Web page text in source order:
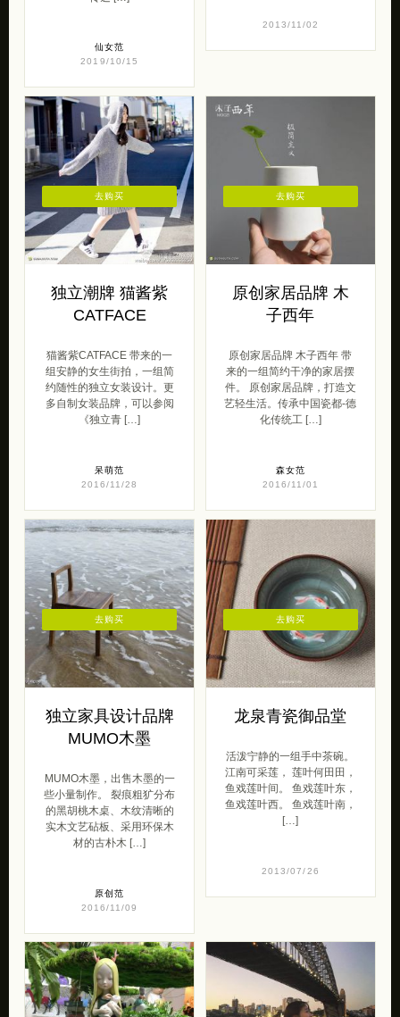
仙女范
2019/10/15
2013/11/02
独立潮牌 猫酱紫
CATFACE
猫酱紫CATFACE 带来的一
组安静的女生街拍，一组简
约随性的独立女装设计。更
多自制女装品牌，可以参阅
《独立青 […]
呆萌范
2016/11/28
去购买
原创家居品牌 木
子西年
原创家居品牌 木子西年 带
来的一组简约干净的家居摆
件。 原创家居品牌，打造文
艺轻生活。传承中国瓷都-德
化传统工 […]
森女范
2016/11/01
去购买
独立家具设计品牌
MUMO木墨
MUMO木墨，出售木墨的一
些小量制作。 裂痕粗犷分布
的黑胡桃木桌、木纹清晰的
实木文艺砧板、采用环保木
材的古朴木 […]
原创范
2016/11/09
去购买
龙泉青瓷御品堂
活泼宁静的一组手中茶碗。
江南可采莲， 莲叶何田田，
鱼戏莲叶间。 鱼戏莲叶东，
鱼戏莲叶西。 鱼戏莲叶南，
[…]
2013/07/26
去购买